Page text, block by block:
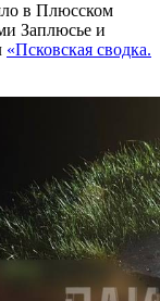
в Плюсском
Заплюсье и
«Псковская сводка.